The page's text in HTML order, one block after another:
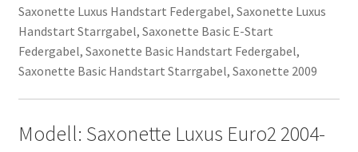
Saxonette Luxus Handstart Federgabel, Saxonette Luxus
Handstart Starrgabel, Saxonette Basic E-Start
Federgabel, Saxonette Basic Handstart Federgabel,
Saxonette Basic Handstart Starrgabel, Saxonette 2009
Modell: Saxonette Luxus Euro2 2004-